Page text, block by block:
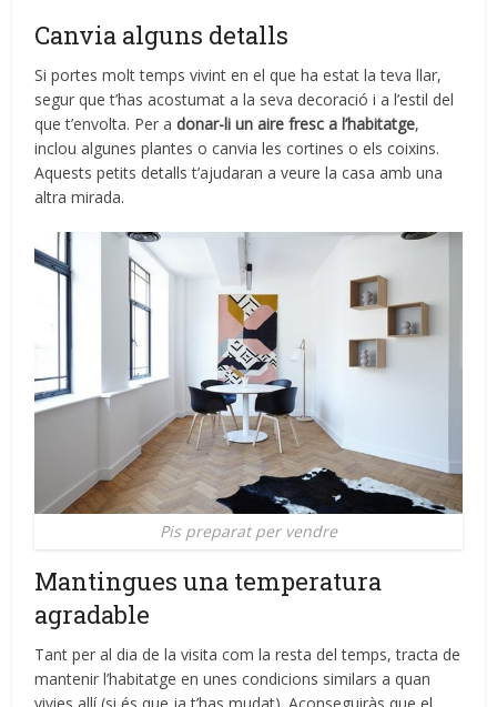
Canvia alguns detalls
Si portes molt temps vivint en el que ha estat la teva llar,
segur que t’has acostumat a la seva decoració i a l’estil del
que t’envolta. Per adonar-li un aire fresc a l’habitatge,
inclou algunes plantes o canvia les cortines o els coixins.
Aquests petits detalls t’ajudaran a veure la casa amb una
altra mirada.
Pis preparat per vendre
Mantingues una temperatura
agradable
Tant per al dia de la visita com la resta del temps, tracta de
mantenir l’habitatge en unes condicions similars a quan